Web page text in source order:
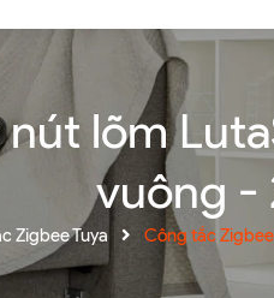
lõm
vuông -
Zigbee Tuya Công tắc